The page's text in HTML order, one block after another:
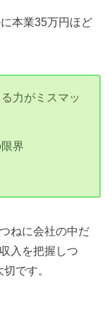
本業35万円ほど
力がミスマッ
界
ねに会社の中だ
入を把握しつ
です。